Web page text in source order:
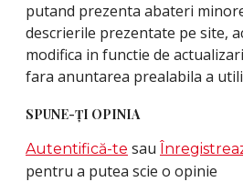
putand prezenta abateri
descrierile prezentate pe site,
modifica in functie de
fara anuntarea prealabila a
SPUNE-ŢI OPINIA
Autentifică-te sau
pentru a putea scie o opinie